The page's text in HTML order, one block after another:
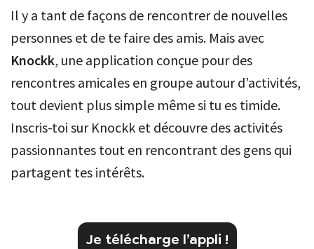
Il y a tant de façons de rencontrer de nouvelles
personnes et de te faire des amis. Mais avec
Knockk, une application conçue pour des
rencontres amicales en groupe autour d’activités,
tout devient plus simple même si tu es timide.
Inscris-toi sur Knockk et découvre des activités
passionnantes tout en rencontrant des gens qui
partagent tes intérêts.
Je télécharge l’appli !